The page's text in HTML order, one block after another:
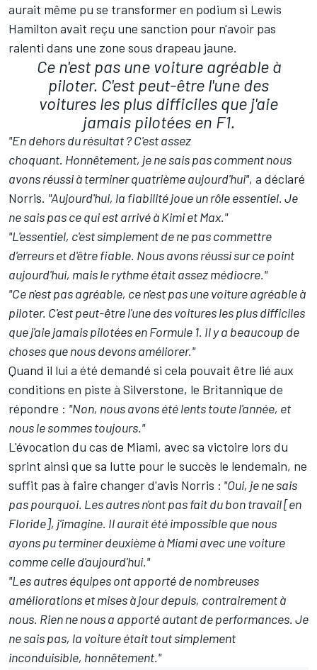
aurait même pu se transformer en podium si Lewis
Hamilton avait reçu une sanction pour n'avoir pas
ralenti dans une zone sous drapeau jaune.
Ce n'est pas une voiture agréable à
piloter. C'est peut-être l'une des
voitures les plus difficiles que j'aie
jamais pilotées en F1.
"En dehors du résultat ? C'est assez
choquant. Honnêtement, je ne sais pas comment nous
avons réussi à terminer quatrième aujourd'hui", a déclaré
Norris. "Aujourd'hui, la fiabilité joue un rôle essentiel. Je
ne sais pas ce qui est arrivé à Kimi et Max."
"L'essentiel, c'est simplement de ne pas commettre
d'erreurs et d'être fiable. Nous avons réussi sur ce point
aujourd'hui, mais le rythme était assez médiocre."
"Ce n'est pas agréable, ce n'est pas une voiture agréable à
piloter. C'est peut-être l'une des voitures les plus difficiles
que j'aie jamais pilotées en Formule 1. Il y a beaucoup de
choses que nous devons améliorer."
Quand il lui a été demandé si cela pouvait être lié aux
conditions en piste à Silverstone, le Britannique de
répondre : "Non, nous avons été lents toute l'année, et
nous le sommes toujours."
L'évocation du cas de Miami, avec sa victoire lors du
sprint ainsi que sa lutte pour le succès le lendemain, ne
suffit pas à faire changer d'avis Norris : "Oui, je ne sais
pas pourquoi. Les autres n'ont pas fait du bon travail [en
Floride], j'imagine. Il aurait été impossible que nous
ayons pu terminer deuxième à Miami avec une voiture
comme celle d'aujourd'hui."
"Les autres équipes ont apporté de nombreuses
améliorations et mises à jour depuis, contrairement à
nous. Rien ne nous a apporté autant de performances. Je
ne sais pas, la voiture était tout simplement
inconduisible, honnêtement."